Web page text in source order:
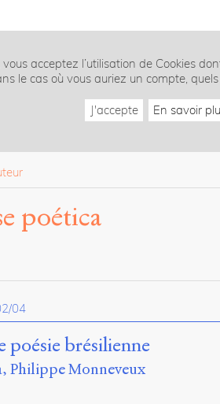
acceptez l’utilisation de Cookies
le cas où vous auriez un compte,
J'accepte En savoir
poética
04
poésie brésilienne
Philippe Monneveux